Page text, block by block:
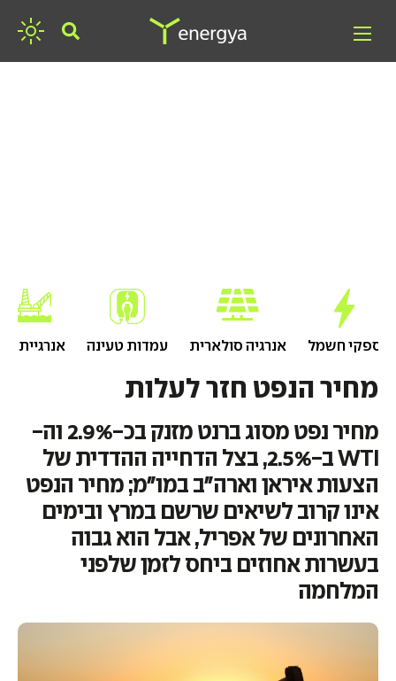
ספקי חשמל אנרגיה סולארית עמדות טעינה אנרגיית גז
מחיר הנפט חזר לעלות
מחיר נפט מסוג ברנט מזנק בכ-2.9% וה-
WTI ב-2.5%, בצל הדחייה ההדדית של
הצעות איראן וארה"ב במו"מ; מחיר הנפט
אינו קרוב לשיאים שרשם במרץ ובימים
האחרונים של אפריל, אבל הוא גבוה
בעשרות אחוזים ביחס לזמן שלפני
המלחמה